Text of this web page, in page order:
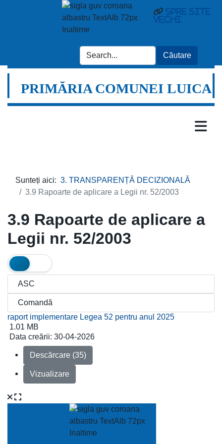
Spre site
vechi
PRIMĂRIA COMUNEI LUICA
Sunteți aici: 3. TRANSPARENȚĂ DECIZIONALĂ
3.9 Rapoarte de aplicare a Legii nr. 52/2003
3.9 Rapoarte de aplicare a
Legii nr. 52/2003
raport implementare Legea 52 pentru anul 2025
1.01 MB
Data creării: 30-04-2026
Descărcare (35)
Vizualizare